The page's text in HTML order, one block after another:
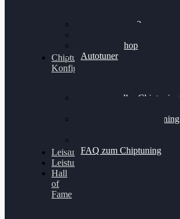
Alientech Kess3
Alientech Shop
Autotuner
Chiptuning
Konfigurator
Professionelles Chiptuning
Professionelles Chiptuning
FAQ zum Chiptuning
Leistungsmessung
Leistungsprüfstand
Hall
of
Fame